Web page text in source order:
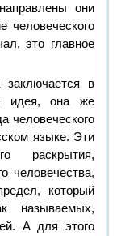
они
человеческого
это главное
заключается в
идея, она же
человеческого
языке. Эти
раскрытия,
человечества,
который
называемых,
А для этого